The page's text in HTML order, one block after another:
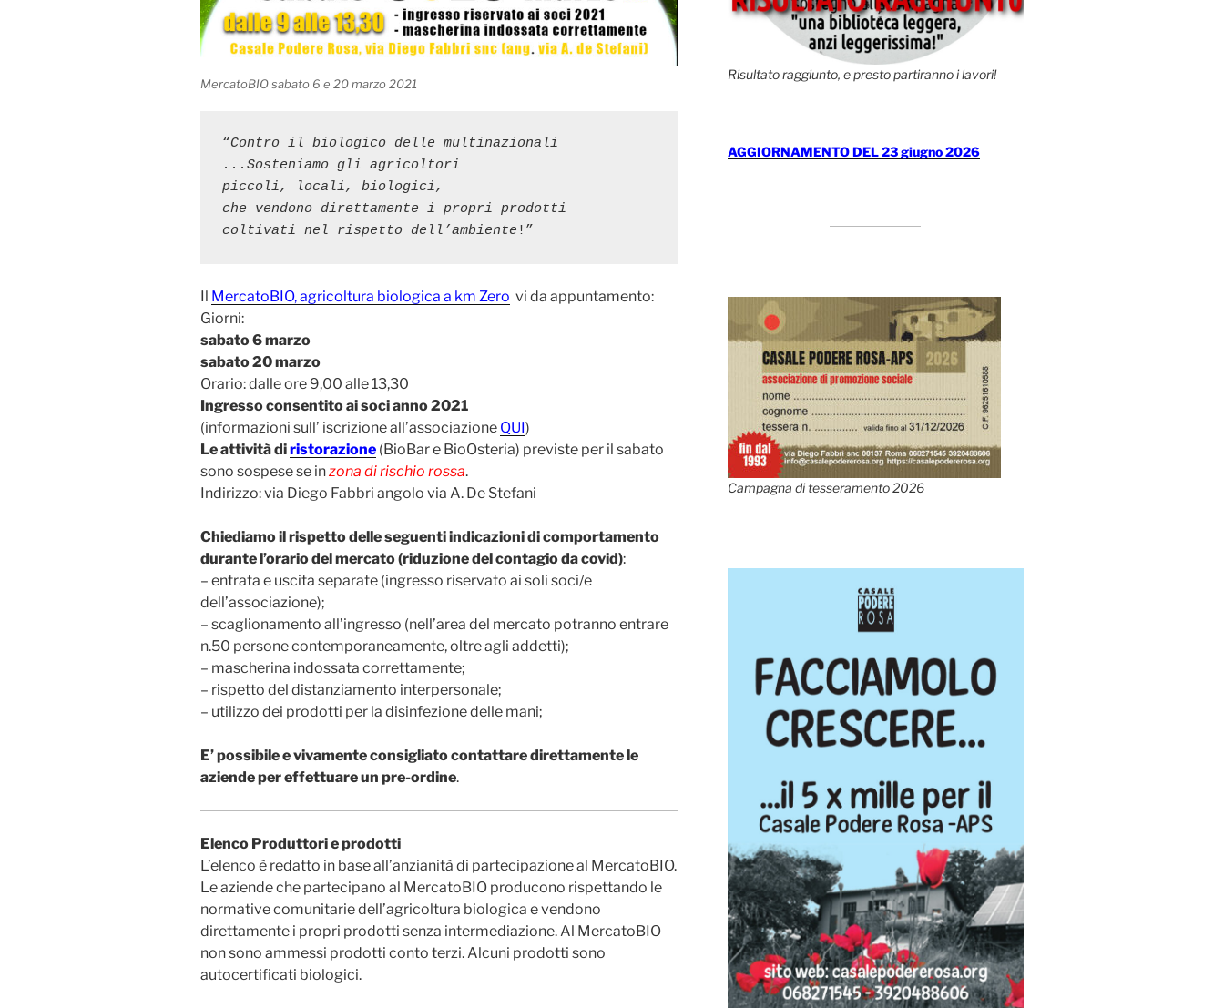
MercatoBIO sabato 6 e 20 marzo 2021
“Contro il biologico delle multinazionali
...Sosteniamo gli agricoltori
piccoli, locali, biologici,
che vendono direttamente i propri prodotti
coltivati nel rispetto dell’ambiente !”
Il MercatoBIO, agricoltura biologica a km Zero vi da appuntamento:
Giorni:
sabato 6 marzo
sabato 20 marzo
Orario: dalle ore 9,00 alle 13,30
Ingresso consentito ai soci anno 2021
(informazioni sull’ iscrizione all’associazione QUI)
Le attività diristorazione (BioBar e BioOsteria) previste per il sabato
sono sospese se inzona di rischio rossa.
Indirizzo: via Diego Fabbri angolo via A. De Stefani
Chiediamo il rispetto delle seguenti indicazioni di comportamento
durante l’orario del mercato (riduzione del contagio da covid):
– entrata e uscita separate (ingresso riservato ai soli soci/e
dell’associazione);
– scaglionamento all’ingresso (nell’area del mercato potranno entrare
n.50 persone contemporaneamente, oltre agli addetti);
– mascherina indossata correttamente;
– rispetto del distanziamento interpersonale;
– utilizzo dei prodotti per la disinfezione delle mani;
E’ possibile e vivamente consigliato contattare direttamente le
aziende per effettuare un pre-ordine.
Elenco Produttori e prodotti
L’elenco è redatto in base all’anzianità di partecipazione al MercatoBIO.
Le aziende che partecipano al MercatoBIO producono rispettando le
normative comunitarie dell’agricoltura biologica e vendono
direttamente i propri prodotti senza intermediazione. Al MercatoBIO
non sono ammessi prodotti conto terzi. Alcuni prodotti sono
autocertificati biologici.
Risultato raggiunto, e presto partiranno i lavori!
AGGIORNAMENTO DEL 23 giugno 2026
Campagna di tesseramento 2026